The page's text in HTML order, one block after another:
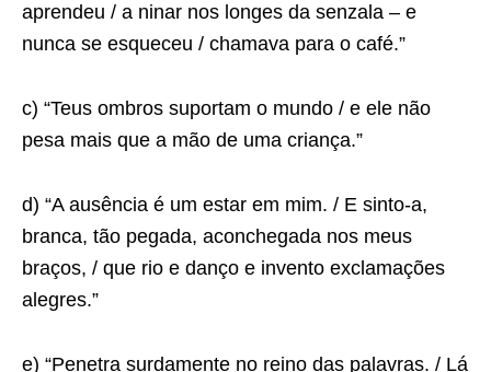
aprendeu / a ninar nos longes da senzala – e
nunca se esqueceu / chamava para o café.”
c) “Teus ombros suportam o mundo / e ele não
pesa mais que a mão de uma criança.”
d) “A ausência é um estar em mim. / E sinto-a,
branca, tão pegada, aconchegada nos meus
braços, / que rio e danço e invento exclamações
alegres.”
e) “Penetra surdamente no reino das palavras. / Lá